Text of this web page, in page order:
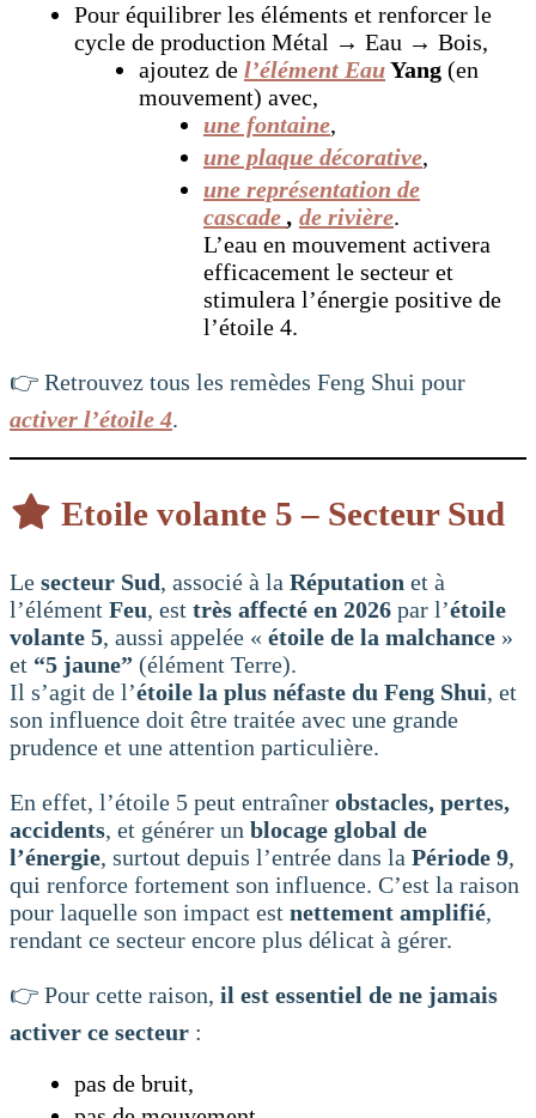
Pour équilibrer les éléments et renforcer le
cycle de production Métal → Eau → Bois,
ajoutez de l’élément EauYang (en
mouvement) avec,
une fontaine,
une plaque décorative,
une représentation de
cascade , de rivière.
L’eau en mouvement activera
efficacement le secteur et
stimulera l’énergie positive de
l’étoile 4.
👉 Retrouvez tous les remèdes Feng Shui pour
activer l’étoile 4.
Etoile volante 5 – Secteur Sud
Le secteur Sud, associé à la Réputation et à
l’élément Feu, est très affecté en 2026 par l’étoile
volante 5, aussi appelée « étoile de la malchance »
et “5 jaune” (élément Terre).
Il s’agit de l’étoile la plus néfaste du Feng Shui, et
son influence doit être traitée avec une grande
prudence et une attention particulière.
En effet, l’étoile 5 peut entraîner obstacles, pertes,
accidents, et générer un blocage global de
l’énergie, surtout depuis l’entrée dans la Période 9,
qui renforce fortement son influence. C’est la raison
pour laquelle son impact est nettement amplifié,
rendant ce secteur encore plus délicat à gérer.
👉 Pour cette raison, il est essentiel de ne jamais
activer ce secteur :
pas de bruit,